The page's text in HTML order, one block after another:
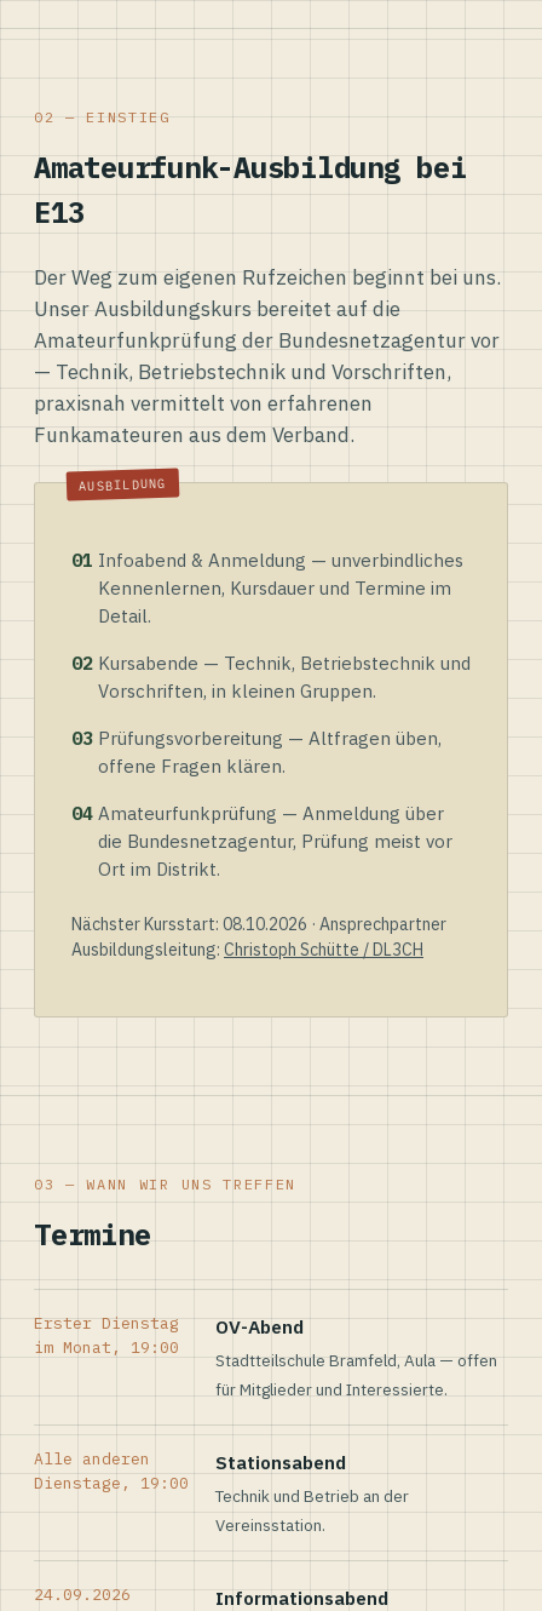
02 — EINSTIEG
Amateurfunk-Ausbildung bei
E13
Der Weg zum eigenen Rufzeichen beginnt bei uns.
Unser Ausbildungskurs bereitet auf die
Amateurfunkprüfung der Bundesnetzagentur vor
— Technik, Betriebstechnik und Vorschriften,
praxisnah vermittelt von erfahrenen
Funkamateuren aus dem Verband.
01 Infoabend & Anmeldung — unverbindliches
Kennenlernen, Kursdauer und Termine im
Detail.
02 Kursabende — Technik, Betriebstechnik und
Vorschriften, in kleinen Gruppen.
03 Prüfungsvorbereitung — Altfragen üben,
offene Fragen klären.
04 Amateurfunkprüfung — Anmeldung über
die Bundesnetzagentur, Prüfung meist vor
Ort im Distrikt.
Nächster Kursstart: 08.10.2026 · Ansprechpartner
Ausbildungsleitung: Christoph Schütte / DL3CH
03 — WANN WIR UNS TREFFEN
Termine
Erster Dienstag
im Monat, 19:00
OV-Abend
Stadtteilschule Bramfeld, Aula — offen
für Mitglieder und Interessierte.
Alle anderen
Dienstage, 19:00
Stationsabend
Technik und Betrieb an der
Vereinsstation.
24.09.2026 Informationsabend